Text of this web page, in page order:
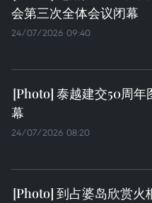
会第三次全体会议闭幕
24/07/2026 09:40
泰越建交50周年
幕
24/07/2026 08:20
到占婆岛欣赏火